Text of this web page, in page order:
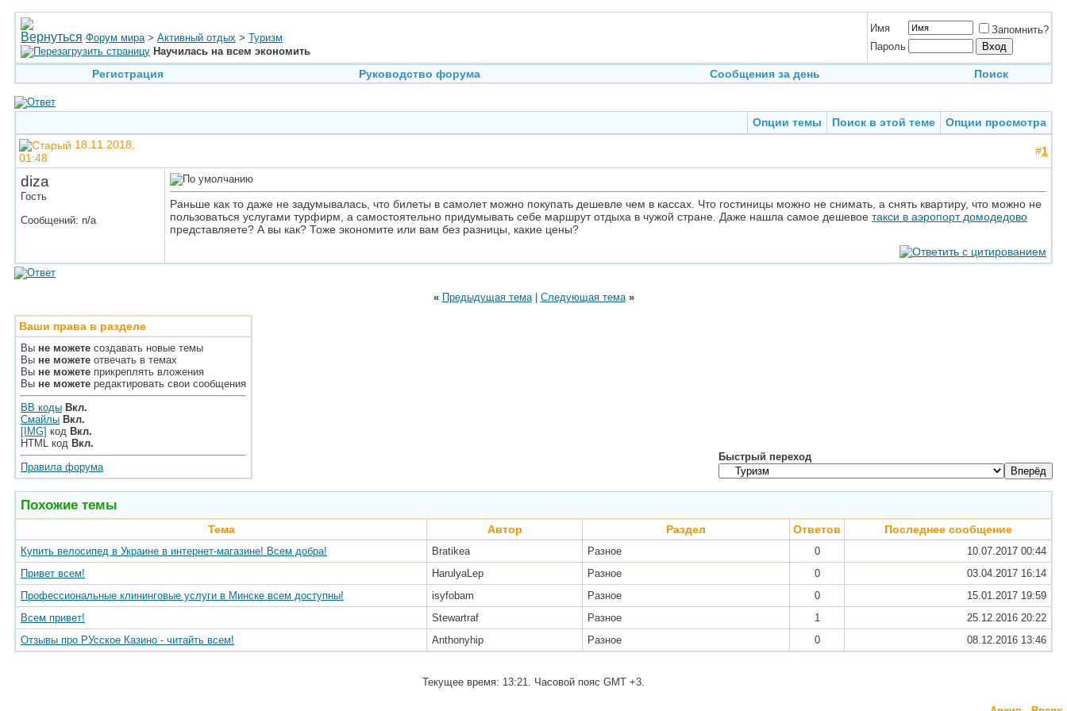
Форум мира > Активный отдых > Туризм
Научилась на всем экономить
Имя
Запомнить?
Пароль
Регистрация Руководство форума Сообщения за день Поиск
Опции темы Поиск в этой теме
Опции просмотра
18.11.2018,
01:48
#1
diza
Гость
Сообщений: n/a
Раньше как то даже не задумывалась, что билеты в самолет можно покупать дешевле чем в кассах. Что гостиницы можно не снимать, а снять квартиру, что можно не
пользоваться услугами турфирм, а самостоятельно придумывать себе маршрут отдыха в чужой стране. Даже нашла самое дешевое такси в аэропорт домодедово
представляете? А вы как? Тоже экономите или вам без разницы, какие цены?
« Предыдущая тема| Следующая тема »
Ваши права в разделе
Вы не можете создавать новые темы
Вы не можете отвечать в темах
Вы не можете прикреплять вложения
Вы не можете редактировать свои сообщения
BB коды Вкл.
Смайлы Вкл.
[IMG] код Вкл.
HTML код Вкл.
Правила форума
Быстрый переход
Похожие темы
Тема Автор Раздел Ответов Последнее сообщение
Купить велосипед в Украине в интернет-магазине! Всем добра! Bratikea Разное 0 10.07.2017 00:44
Привет всем!
HarulyaLep Разное 0 03.04.2017 16:14
Профессиональные клининговые услуги в Минске всем доступны!
isyfobam Разное 0 15.01.2017 19:59
Всем привет!
Stewartraf Разное 1 25.12.2016 20:22
Отзывы про РУсское Казино - читайть всем!
Anthonyhip Разное 0 08.12.2016 13:46
Текущее время: 13:21. Часовой пояс GMT +3.